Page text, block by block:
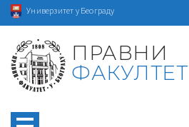
Универзитет у Београду
ПРАВНИ
ФАКУЛТЕТ